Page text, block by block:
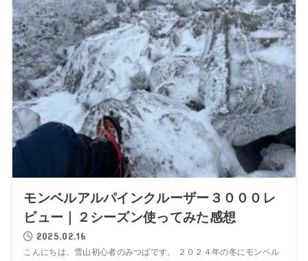
モンベルアルパインクルーザー３０００レ
ビュー｜２シーズン使ってみた感想
2025.02.16
こんにちは、雪山初心者のみつばです。 ２０２４年の冬にモンベル